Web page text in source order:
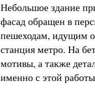
Небольшое здание
фасад обращен в
пешеходам, идущим
станция метро. На
мотивы, а также
именно с этой